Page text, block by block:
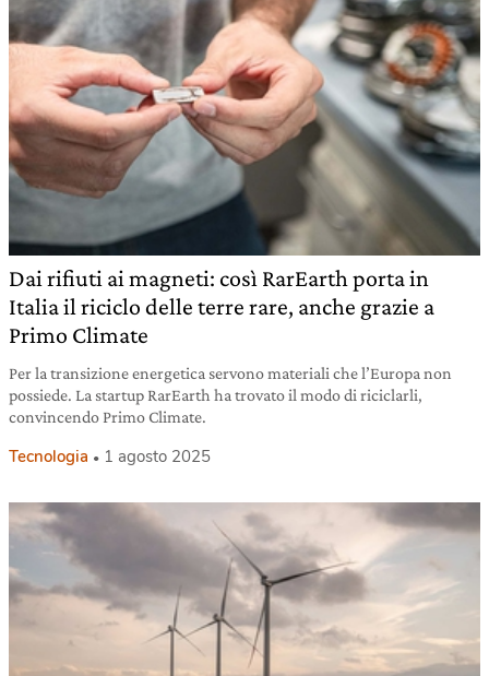
Dai rifiuti ai magneti: così RarEarth porta in
Italia il riciclo delle terre rare, anche grazie a
Primo Climate
Per la transizione energetica servono materiali che l’Europa non
possiede. La startup RarEarth ha trovato il modo di riciclarli,
convincendo Primo Climate.
Tecnologia 1 agosto 2025